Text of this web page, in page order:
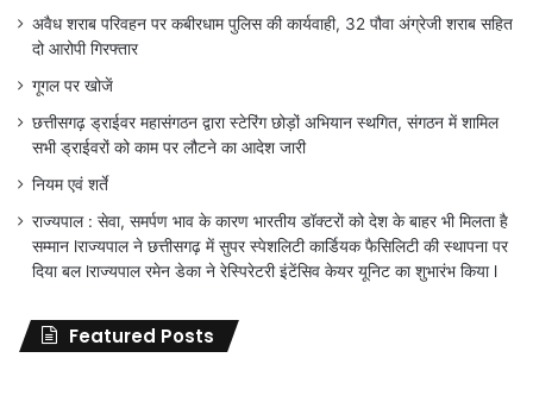
अवैध शराब परिवहन पर कबीरधाम पुलिस की कार्यवाही, 32 पौवा अंग्रेजी शराब सहित
दो आरोपी गिरफ्तार
गूगल पर खोजें
छत्तीसगढ़ ड्राईवर महासंगठन द्वारा स्टेरिंग छोड़ों अभियान स्थगित, संगठन में शामिल
सभी ड्राईवरों को काम पर लौटने का आदेश जारी
नियम एवं शर्ते
राज्यपाल : सेवा, समर्पण भाव के कारण भारतीय डॉक्टरों को देश के बाहर भी मिलता है
सम्मान lराज्यपाल ने छत्तीसगढ़ में सुपर स्पेशलिटी कार्डियक फैसिलिटी की स्थापना पर
दिया बल lराज्यपाल रमेन डेका ने रेस्पिरेटरी इंटेंसिव केयर यूनिट का शुभारंभ किया l
Featured Posts